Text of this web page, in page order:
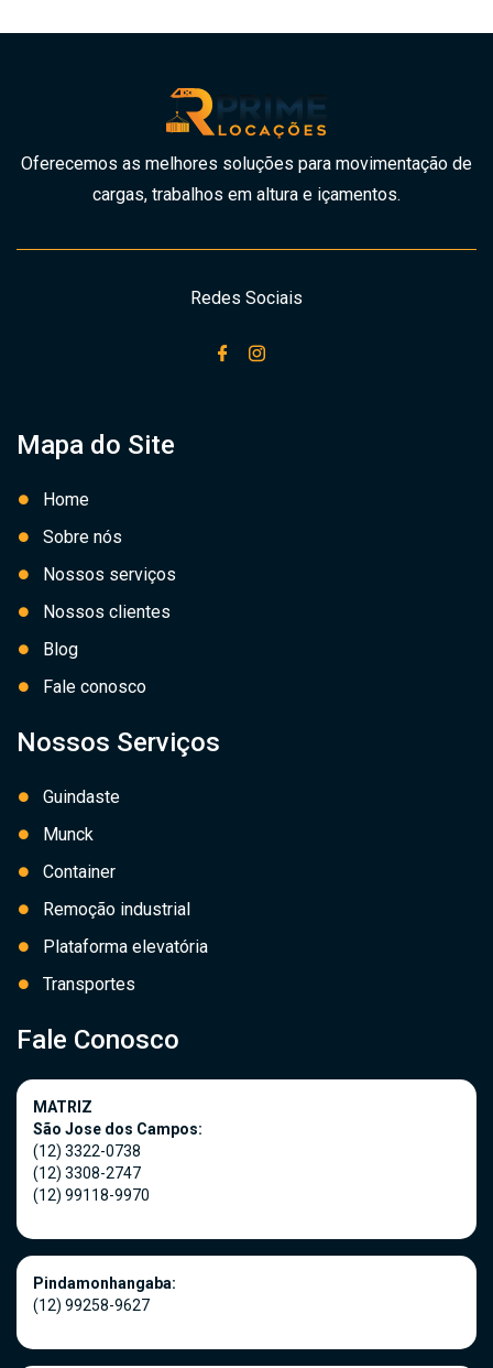
Oferecemos as melhores soluções para movimentação de
cargas, trabalhos em altura e içamentos.
Redes Sociais
Mapa do Site
Home
Sobre nós
Nossos serviços
Nossos clientes
Blog
Fale conosco
Nossos Serviços
Guindaste
Munck
Container
Remoção industrial
Plataforma elevatória
Transportes
Fale Conosco
MATRIZ
São Jose dos Campos:
(12) 3322-0738
(12) 3308-2747
(12) 99118-9970
Pindamonhangaba:
(12) 99258-9627